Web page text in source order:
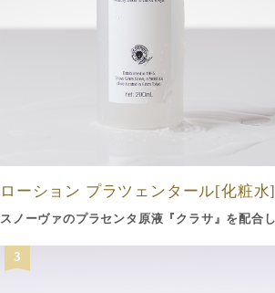
ローション プラツェンタール[化粧水
3